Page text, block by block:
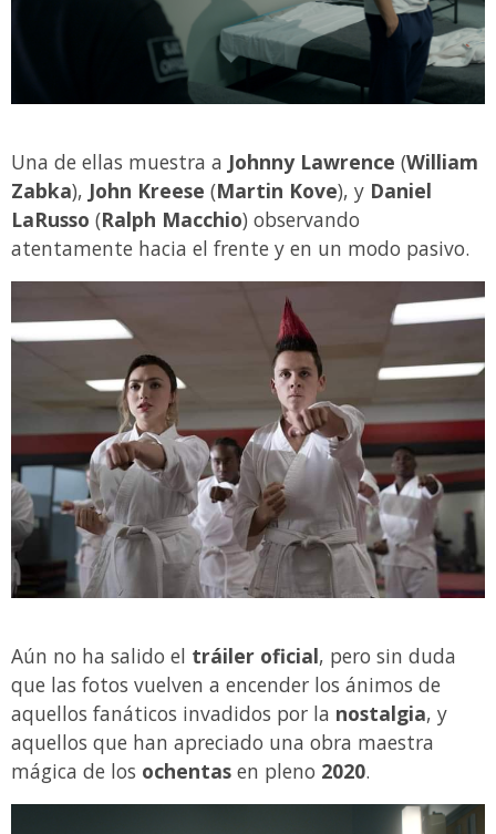
Una de ellas muestra a Johnny Lawrence (William
Zabka), John Kreese (Martin Kove), y Daniel
LaRusso (Ralph Macchio) observando
atentamente hacia el frente y en un modo pasivo.
Aún no ha salido el tráiler oficial, pero sin duda
que las fotos vuelven a encender los ánimos de
aquellos fanáticos invadidos por la nostalgia, y
aquellos que han apreciado una obra maestra
mágica de los ochentas en pleno 2020.